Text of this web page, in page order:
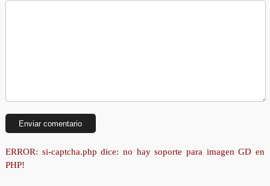
ERROR: si-captcha.php dice: no hay soporte para imagen GD en
PHP!